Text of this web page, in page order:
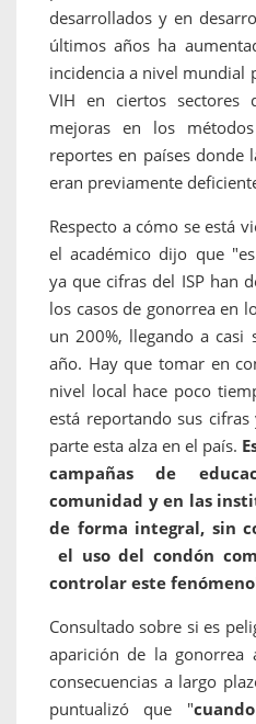
desarrollados y en
últimos años ha
incidencia a nivel mundial
VIH en ciertos sectores
mejoras en los
reportes en países donde
eran previamente
Respecto a cómo se está
el académico dijo que
ya que cifras del ISP han
los casos de gonorrea en
un 200%, llegando a casi
año. Hay que tomar en
nivel local hace poco
está reportando sus
parte esta alza en el país.
campañas de
comunidad y en las
de forma integral, sin
el uso del condón
controlar este fenómeno
Consultado sobre si es
aparición de la gonorrea
consecuencias a largo
puntualizó que "